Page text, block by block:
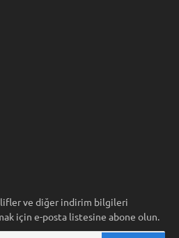
ve diğer indirim bilgileri
için e-posta listesine abone olun.